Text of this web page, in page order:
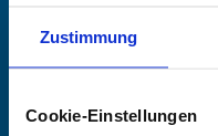
Zustimmung
Cookie-Einstellungen
Impressum